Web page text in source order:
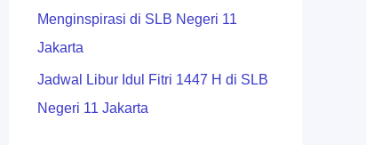
Menginspirasi di SLB Negeri 11
Jakarta
Jadwal Libur Idul Fitri 1447 H di SLB
Negeri 11 Jakarta